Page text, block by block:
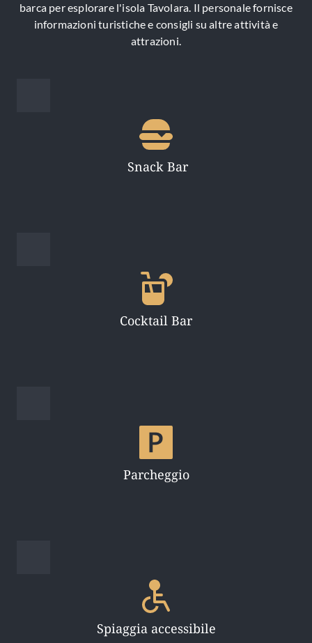
barca per esplorare l'isola Tavolara. Il personale fornisce
informazioni turistiche e consigli su altre attività e
attrazioni.
Snack Bar
Cocktail Bar
Parcheggio
Spiaggia accessibile